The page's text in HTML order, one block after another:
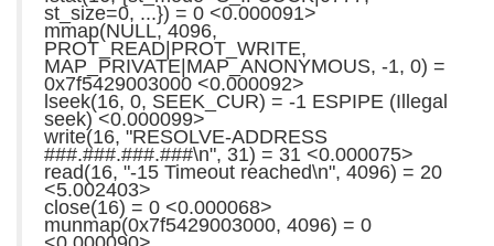
st_size=0, ...}) = 0 <0.000091>
mmap(NULL, 4096,
PROT_READ|PROT_WRITE,
MAP_PRIVATE|MAP_ANONYMOUS, -1, 0) =
0x7f5429003000 <0.000092>
lseek(16, 0, SEEK_CUR) = -1 ESPIPE (Illegal
seek) <0.000099>
write(16, "RESOLVE-ADDRESS
###.###.###.###\n", 31) = 31 <0.000075>
read(16, "-15 Timeout reached\n", 4096) = 20
<5.002403>
close(16) = 0 <0.000068>
munmap(0x7f5429003000, 4096) = 0
Recent